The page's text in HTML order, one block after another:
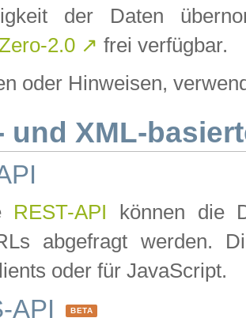
der Daten
2.0 ↗ frei verfügbar.
oder Hinweisen,
und XML-
REST-API können die
abgefragt werden.
oder für JavaScript.
API BETA